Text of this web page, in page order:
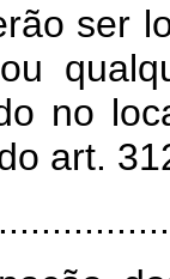
ser
no
art.